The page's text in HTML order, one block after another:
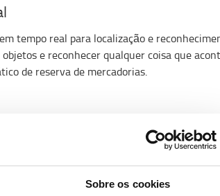
Sobre os cookies
tempo real para localização e
e reconhecer qualquer coisa que
de reserva de mercadorias.